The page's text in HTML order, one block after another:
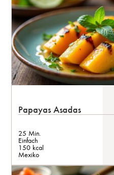
Papayas Asadas
25 Min.
Einfach
150 kcal
Mexiko